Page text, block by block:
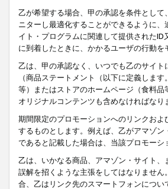
乙が希望する場合、甲の承認を条件とし
ニターし最適化することができるように
イト・プログラムに関連して提供された
に到着したときに、かかるユーザの行動
乙は、甲の承認なく、いつでも乙のサイ
（商品ステートメント（以下に定義しま
等）またはストアのホームページ（食料
オリジナルコンテンツも含めなければなり
期間限定のプロモーションへのリンクお
するものとします。例えば、乙がアマゾ
であると記載した場合は、当該プロモー
乙は、いかなる商品、アマゾン・サイト
誤解を招くような主張をしてはなりませ
合、乙はリンク先のスマートフォンにつ